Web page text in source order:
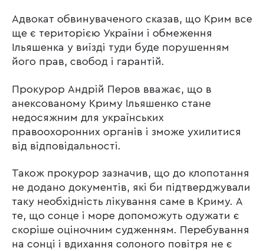
Адвокат обвинуваченого сказав, що Крим все
ще є територією України і обмеження
Ільяшенка у виїзді туди буде порушенням
його прав, свобод і гарантій.
Прокурор Андрій Перов вважає, що в
анексованому Криму Ільяшенко стане
недосяжним для українських
правоохоронних органів і зможе ухилитися
від відповідальності.
Також прокурор зазначив, що до клопотання
не додано документів, які би підтверджували
таку необхідність лікування саме в Криму. А
те, що сонце і море допоможуть одужати є
скоріше оціночним судженням. Перебування
на сонці і вдихання солоного повітря не є